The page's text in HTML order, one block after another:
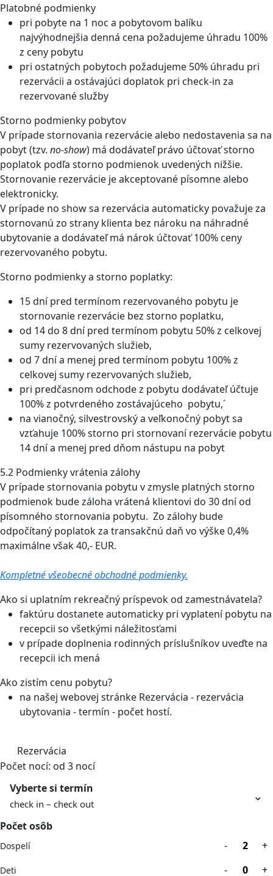
Platobné podmienky
pri pobyte na 1 noc a pobytovom balíku
najvýhodnejšia denná cena požadujeme úhradu 100%
z ceny pobytu
pri ostatných pobytoch požadujeme 50% úhradu pri
rezervácii a ostávajúci doplatok pri check-in za
rezervované služby
Storno podmienky pobytov
V prípade stornovania rezervácie alebo nedostavenia sa na
pobyt (tzv. no-show) má dodávateľ právo účtovať storno
poplatok podľa storno podmienok uvedených nižšie.
Stornovanie rezervácie je akceptované písomne alebo
elektronicky.
V prípade no show sa rezervácia automaticky považuje za
stornovanú zo strany klienta bez nároku na náhradné
ubytovanie a dodávateľ má nárok účtovať 100% ceny
rezervovaného pobytu.
Storno podmienky a storno poplatky:
15 dní pred termínom rezervovaného pobytu je
stornovanie rezervácie bez storno poplatku,
od 14 do 8 dní pred termínom pobytu 50% z celkovej
sumy rezervovaných služieb,
od 7 dní a menej pred termínom pobytu 100% z
celkovej sumy rezervovaných služieb,
pri predčasnom odchode z pobytu dodávateľ účtuje
100% z potvrdeného zostávajúceho pobytu,´
na vianočný, silvestrovský a veľkonočný pobyt sa
vzťahuje 100% storno pri stornovaní rezervácie pobytu
14 dní a menej pred dňom nástupu na pobyt
5.2 Podmienky vrátenia zálohy
V prípade stornovania pobytu v zmysle platných storno
podmienok bude záloha vrátená klientovi do 30 dní od
písomného stornovania pobytu. Zo zálohy bude
odpočítaný poplatok za transakčnú daň vo výške 0,4%
maximálne však 40,- EUR.
Kompletné všeobecné obchodné podmienky.
Ako si uplatním rekreačný príspevok od zamestnávatela?
faktúru dostanete automaticky pri vyplatení pobytu na
recepcii so všetkými náležitosťami
v prípade doplnenia rodinných príslušníkov uveďte na
recepcii ich mená
Ako zistím cenu pobytu?
na našej webovej stránke Rezervácia - rezervácia
ubytovania - termín - počet hostí.
Rezervácia
Počet nocí: od 3 nocí
Vyberte si termín
check in – check out ⌄
Počet osôb
Dospelí - +
Deti - +